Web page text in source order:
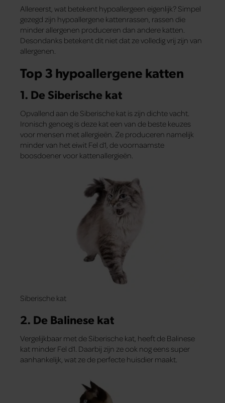
Allereerst, wat betekent hypoallergeen eigenlijk? Simpel
gezegd zijn hypoallergene kattenrassen, rassen die
minder allergenen produceren dan andere katten.
Desondanks betekent dit niet dat ze volledig vrij zijn van
allergenen.
Top 3 hypoallergene katten
1. De Siberische kat
Opvallend aan de Siberische kat is zijn dichte vacht.
Ironisch genoeg is deze kat een van de beste keuzes
voor mensen met allergieën. Ze produceren namelijk
minder van het eiwit Fel d1, de voornaamste
boosdoener voor kattenallergieën.
Siberische kat
2. De Balinese kat
Vergelijkbaar met de Siberische kat, heeft de Balinese
kat minder Fel d1. Daarbij zijn ze ook nog eens super
aanhankelijk, wat ze de perfecte huisdier maakt.